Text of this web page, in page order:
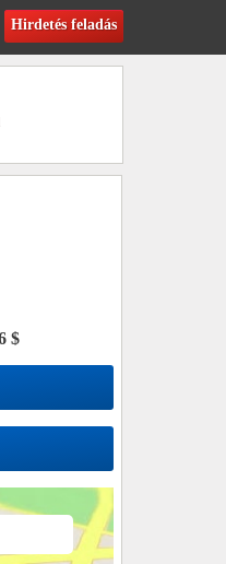
Hirdetés feladás
$